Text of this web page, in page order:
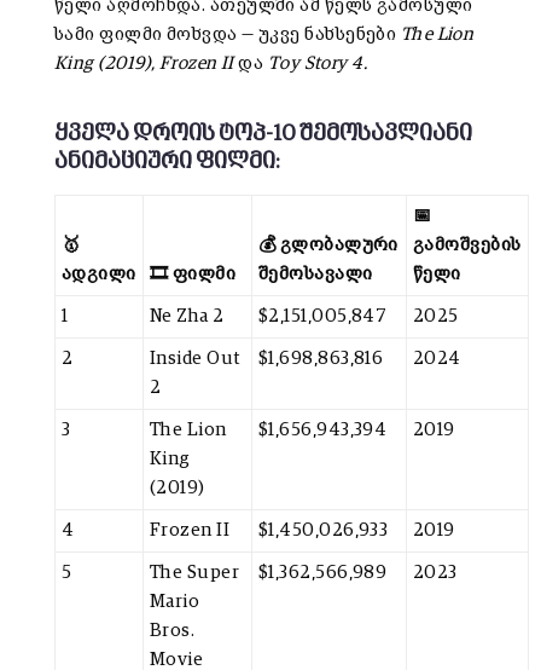
წელი აღმოჩნდა. ათეულში ამ წელს გამოსული
სამი ფილმი მოხვდა— უკვე ნახსენები The Lion
King (2019), Frozen IIდა Toy Story 4.
ყველა დროის ტოპ-10 შემოსავლიანი
ანიმაციური ფილმი:
🥇
ადგილი
🎞️ ფილმი
💰 გლობალური
შემოსავალი
📅
გამოშვების
წელი
1 Ne Zha 2 $2,151,005,847 2025
2
Inside Out
2
$1,698,863,816 2024
3
The Lion
King
(2019)
$1,656,943,394 2019
4 Frozen II $1,450,026,933 2019
5
The Super
Mario
Bros.
Movie
$1,362,566,989 2023